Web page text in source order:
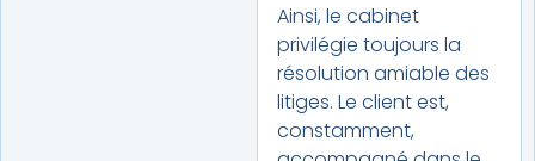
Ainsi, le cabinet
privilégie toujours la
résolution amiable des
litiges. Le client est,
constamment,